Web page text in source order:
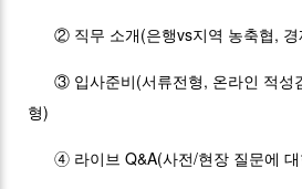
② 직무 소개(은행vs지역 농축협, 경
③ 입사준비(서류전형, 온라인 적성
형)
➃ 라이브 Q&A(사전/현장 질문에 대